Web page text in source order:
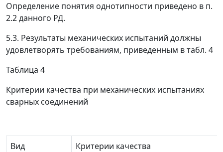
Определение понятия однотипности приведено в п.
2.2 данного РД.
5.3. Результаты механических испытаний должны
удовлетворять требованиям, приведенным в табл. 4
Таблица 4
Критерии качества при механических испытаниях
сварных соединений
Вид
Критерии качества